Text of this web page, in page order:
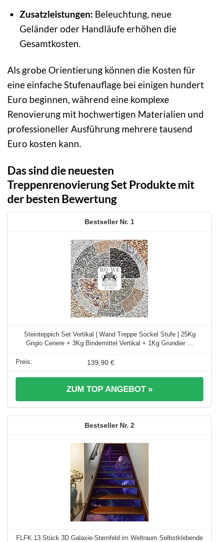
Zusatzleistungen: Beleuchtung, neue
Geländer oder Handläufe erhöhen die
Gesamtkosten.
Als grobe Orientierung können die Kosten für
eine einfache Stufenauflage bei einigen hundert
Euro beginnen, während eine komplexe
Renovierung mit hochwertigen Materialien und
professioneller Ausführung mehrere tausend
Euro kosten kann.
Das sind die neuesten
Treppenrenovierung Set Produkte mit
der besten Bewertung
1
Steinteppich Set Vertikal | Wand Treppe Sockel Stufe | 25Kg
Grigio Cenere + 3Kg Bindemittel Vertikal + 1Kg Grundier ...
139,90 €
ZUM TOP ANGEBOT »
2
FLFK 13 Stück 3D Galaxie-Sternfeld im Weltraum Selbstklebende